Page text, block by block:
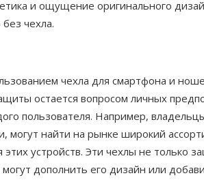
и ощущение оригинального
чехла.
чехла для смартфона и
остается вопросом личных
пользователя. Например,
могут найти на рынке широкий
этих устройств. Эти чехлы не только
дополнить его дизайн или